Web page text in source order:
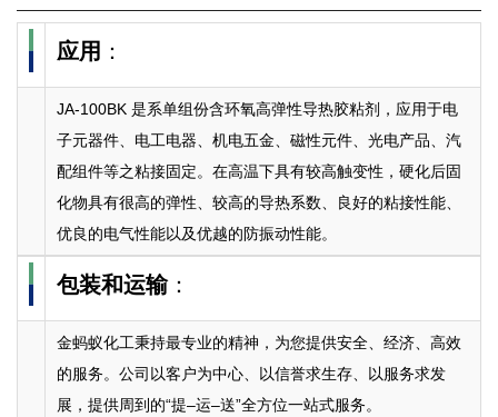
应用 ：
JA-100BK 是系单组份含环氧高弹性导热胶粘剂，应用于电
子元器件、电工电器、机电五金、磁性元件、光电产品、汽
配组件等之粘接固定。在高温下具有较高触变性，硬化后固
化物具有很高的弹性、较高的导热系数、良好的粘接性能、
优良的电气性能以及优越的防振动性能。
包装和运输：
金蚂蚁化工秉持最专业的精神，为您提供安全、经济、高效
的服务。公司以客户为中心、以信誉求生存、以服务求发
展，提供周到的“提–运–送”全方位一站式服务。